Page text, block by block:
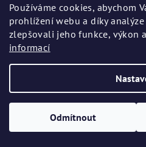
Používáme cookies, abychom
prohlížení webu a díky
zlepšovali jeho funkce, výkon
informací
Odmítnout
sklad@sladke-potreby.cz
+420 797728283
Upravit
Vytvořil